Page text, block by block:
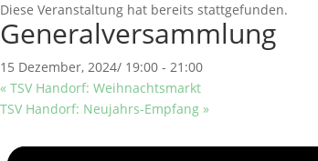
Diese Veranstaltung hat bereits stattgefunden.
Generalversammlung
15 Dezember, 2024/ 19:00 - 21:00
« TSV Handorf: Weihnachtsmarkt
TSV Handorf: Neujahrs-Empfang »